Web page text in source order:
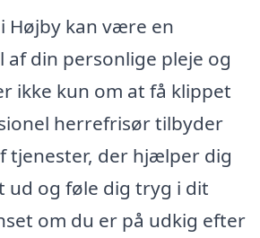
Højby kan være en
af din personlige pleje og
ikke kun om at få klippet
herrefrisør tilbyder
tjenester, der hjælper dig
ud og føle dig tryg i dit
om du er på udkig efter